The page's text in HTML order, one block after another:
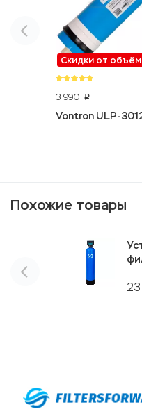
Скидки от
3 990 p
Vontron ULP-
Похожие товары